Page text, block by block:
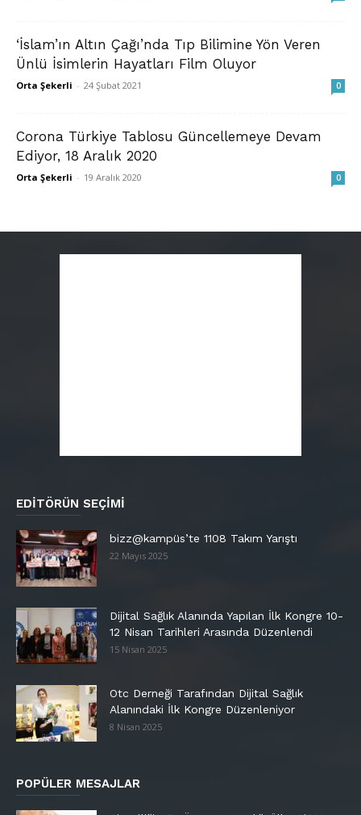
‘İslam’ın Altın Çağı’nda Tıp Bilimine Yön Veren
Ünlü İsimlerin Hayatları Film Oluyor
Orta Şekerli - 24 Şubat 2021 0
Corona Türkiye Tablosu Güncellemeye Devam
Ediyor, 18 Aralık 2020
Orta Şekerli - 19 Aralık 2020 0
EDITÖRÜN SEÇIMI
bizz@kampüs’te 1108 Takım Yarıştı
22 Mayıs 2025
Dijital Sağlık Alanında Yapılan İlk Kongre 10-
12 Nisan Tarihleri Arasında Düzenlendi
15 Nisan 2025
Otc Derneği Tarafından Dijital Sağlık
Alanındaki İlk Kongre Düzenleniyor
8 Nisan 2025
POPÜLER MESAJLAR